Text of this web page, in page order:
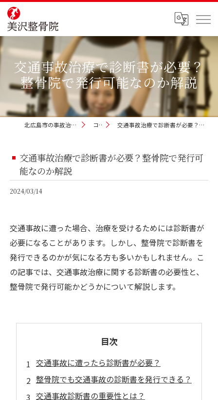
交通事故治療で診断書が必要？
整骨院で発行可能なのか解説
北広島市の事故治療なら美沢整骨院 コラム 交通事故治療で診断書が必要？整骨院で発行可能なのか解説
交通事故治療で診断書が必要？整骨院で発行可
能なのか解説
2024/03/14
交通事故に遭った場合、治療を受けるためには診断書が
必要になることがあります。しかし、整骨院で診断書を
発行できるのかが気になる方も多いかもしれません。こ
の記事では、交通事故治療に関する診断書の必要性と、
整骨院で発行可能かどうかについて解説します。
目次
交通事故に遭ったら診断書が必要？
整骨院でも交通事故の診断書を発行できる？
交通事故診断書の重要性とは？